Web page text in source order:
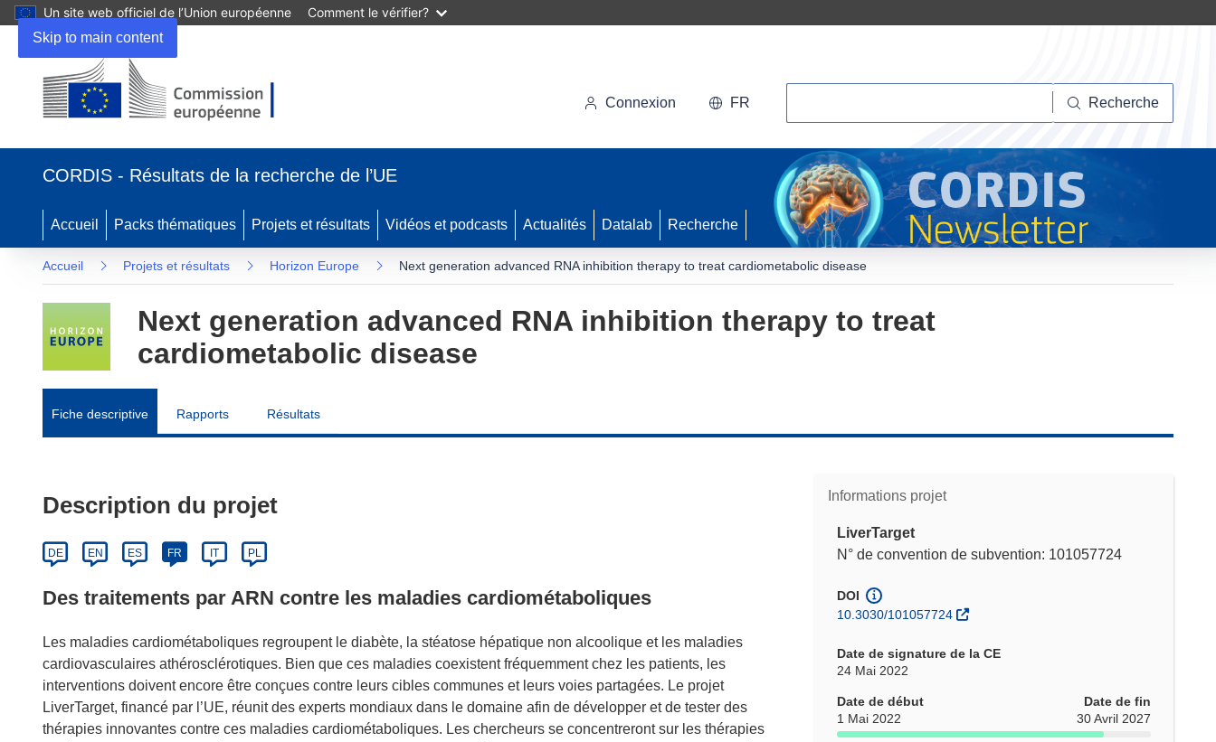
Skip to main content
Un site web officiel de l’Union européenne Comment le vérifier?
Connexion FR Recherche
CORDIS - Résultats de la recherche de l’UE
Accueil Packs thématiques Projets et résultats Vidéos et podcasts Actualités Datalab Recherche
Accueil Projets et résultats Horizon Europe Next generation advanced RNA inhibition therapy to treat cardiometabolic disease
Next generation advanced RNA inhibition therapy to treat
cardiometabolic disease
Fiche descriptive Rapports Résultats
Informations projet
LiverTarget
N° de convention de subvention: 101057724
DOI
10.3030/101057724
Date de signature de la CE
24 Mai 2022
Date de début
1 Mai 2022
Date de fin
30 Avril 2027
Description du projet
DE EN ES FR IT PL
Des traitements par ARN contre les maladies cardiométaboliques
Les maladies cardiométaboliques regroupent le diabète, la stéatose hépatique non alcoolique et les maladies
cardiovasculaires athérosclérotiques. Bien que ces maladies coexistent fréquemment chez les patients, les
interventions doivent encore être conçues contre leurs cibles communes et leurs voies partagées. Le projet
LiverTarget, financé par l’UE, réunit des experts mondiaux dans le domaine afin de développer et de tester des
thérapies innovantes contre ces maladies cardiométaboliques. Les chercheurs se concentreront sur les thérapies